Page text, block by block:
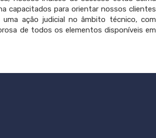
capacitados para orientar nossos clientes
uma ação judicial no âmbito técnico, com
de todos os elementos disponíveis em